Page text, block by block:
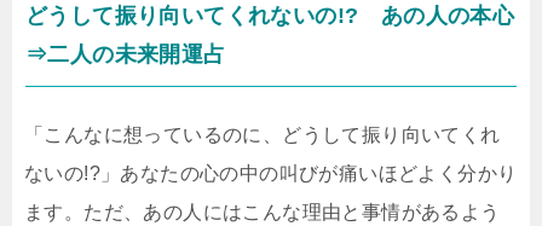
どうして振り向いてくれないの!? あの人の本心
⇒二人の未来開運占
「こんなに想っているのに、どうして振り向いてくれ
ないの!?」あなたの心の中の叫びが痛いほどよく分かり
ます。ただ、あの人にはこんな理由と事情があるよう